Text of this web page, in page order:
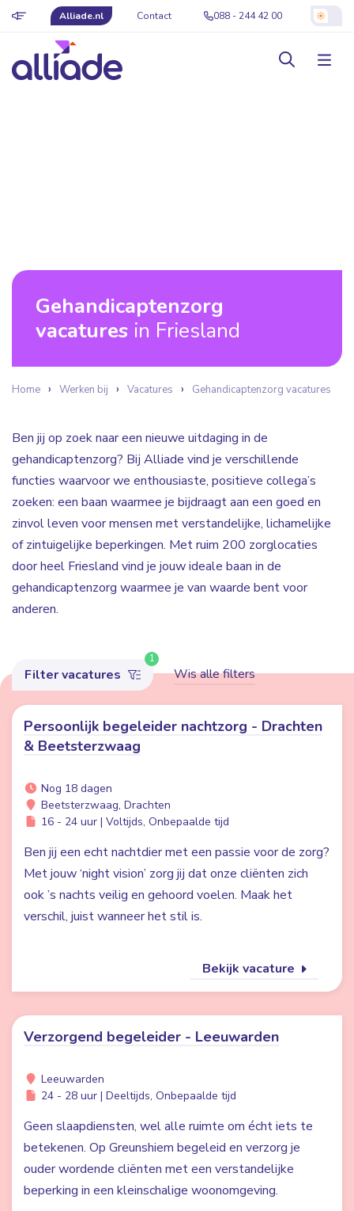
Alliade.nl Contact 088 - 244 42 00
Gehandicaptenzorg
vacatures in Friesland
Home Werken bij Vacatures Gehandicaptenzorg vacatures
Ben jij op zoek naar een nieuwe uitdaging in de
gehandicaptenzorg? Bij Alliade vind je verschillende
functies waarvoor we enthousiaste, positieve collega’s
zoeken: een baan waarmee je bijdraagt aan een goed en
zinvol leven voor mensen met verstandelijke, lichamelijke
of zintuigelijke beperkingen. Met ruim 200 zorglocaties
door heel Friesland vind je jouw ideale baan in de
gehandicaptenzorg waarmee je van waarde bent voor
anderen.
Filter vacatures
1
Wis alle filters
Persoonlijk begeleider nachtzorg - Drachten
& Beetsterzwaag
Nog 18 dagen
Beetsterzwaag, Drachten
16 - 24 uur | Voltijds, Onbepaalde tijd
Ben jij een echt nachtdier met een passie voor de zorg?
Met jouw ‘night vision’ zorg jij dat onze cliënten zich
ook ’s nachts veilig en gehoord voelen. Maak het
verschil, juist wanneer het stil is.
Bekijk vacature
Verzorgend begeleider - Leeuwarden
Leeuwarden
24 - 28 uur | Deeltijds, Onbepaalde tijd
Geen slaapdiensten, wel alle ruimte om écht iets te
betekenen. Op Greunshiem begeleid en verzorg je
ouder wordende cliënten met een verstandelijke
beperking in een kleinschalige woonomgeving.